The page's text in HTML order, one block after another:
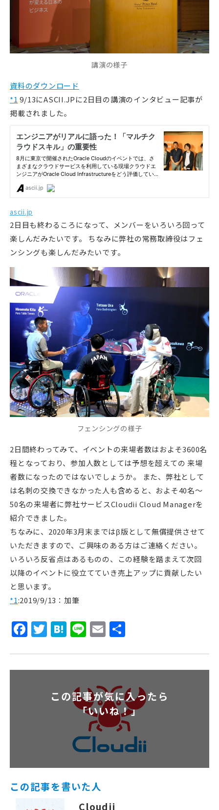
講演の様子
資料のダウンロード
*1 9/13にASCII.JPに2日目の講演のインタビュー記事が
掲載されました。
ascii.jp
2日目も終わるころになって、メンバーをいろいろ回って
楽しんだみたいです。 ちなみに弊社の常務取締役はフェ
ンシングも楽しんだみたいです。
フェンシングの様子
2日間終わってみて、イベントの来場者数はおよそ3600名
程となっており、参加人数としては予想を超えての 来場
者数になったのではないでしょうか。 また、弊社として
は名刺の交換できなかった人も含めると、およそ40名～
50名の来場者に弊社サービスCloudii Cloud Managerを
紹介できました。
ちなみに、2020年3月末まではβ版として無償提供させて
いただきますので、ご興味のある方はご連絡ください。
いろいろ反省点はあるものの、この経験を踏まえて次回
以降のイベントに役立てていき売上アップに貢献したい
と思います。
*1:2019/9/13：加筆
Facebook
Twitter
Hatena
LineEmail
この記事が気に入ったら
「いいね！」
この記事を書いた人
Cloudii